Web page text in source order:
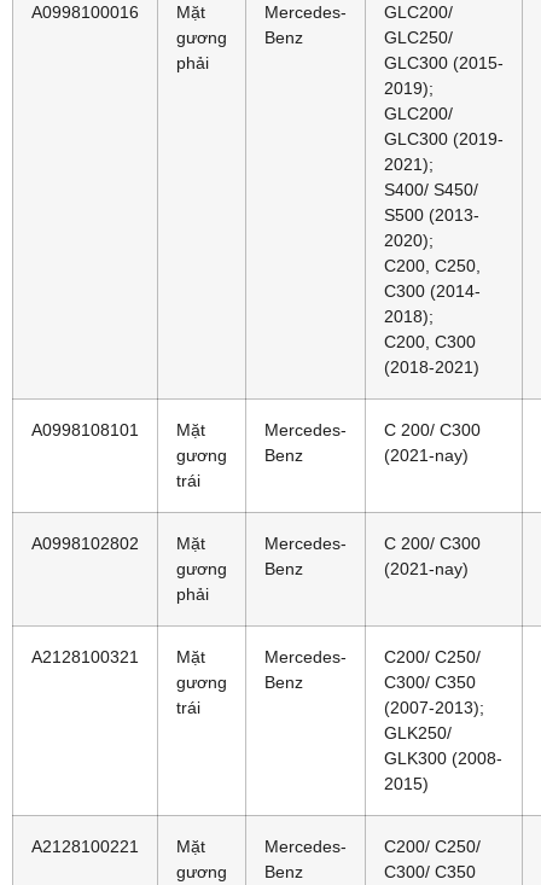
A0998100016
Mặt
gương
phải
Mercedes-
Benz
GLC200/
GLC250/
GLC300 (2015-
2019);
GLC200/
GLC300 (2019-
2021);
S400/ S450/
S500 (2013-
2020);
C200, C250,
C300 (2014-
2018);
C200, C300
(2018-2021)
A0998108101
Mặt
gương
trái
Mercedes-
Benz
C 200/ C300
(2021-nay)
A0998102802
Mặt
gương
phải
Mercedes-
Benz
C 200/ C300
(2021-nay)
A2128100321
Mặt
gương
trái
Mercedes-
Benz
C200/ C250/
C300/ C350
(2007-2013);
GLK250/
GLK300 (2008-
2015)
A2128100221
Mặt
gương
Mercedes-
Benz
C200/ C250/
C300/ C350